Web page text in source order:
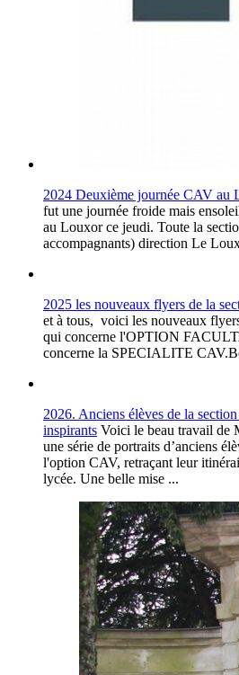
2024 Deuxième journée CAV au
fut une journée froide mais
au Louxor ce jeudi. Toute la
accompagnants)
2025 les nouveaux flyers de la
et à tous, voici les nouveaux
qui concerne l'OPTION
concerne la SPECIALITE
2026. Anciens élèves de la
inspirants Voici le beau travail de
une série de portraits d’anciens
l'option CAV, retraçant leur
lycée. Une belle mise ...